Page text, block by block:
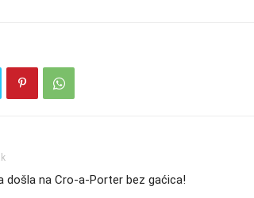
došla na Cro-a-Porter bez gaćica!